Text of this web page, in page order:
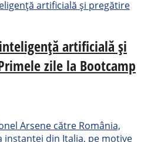
artificială și
zile la Bootcamp